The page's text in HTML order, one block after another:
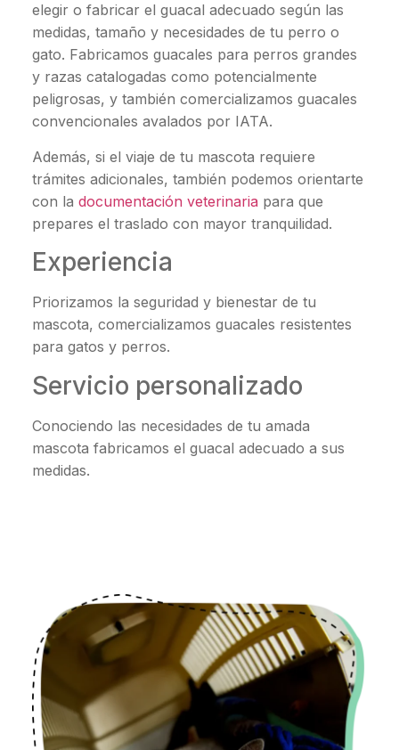
elegir o fabricar el guacal adecuado según las
medidas, tamaño y necesidades de tu perro o
gato. Fabricamos guacales para perros grandes
y razas catalogadas como potencialmente
peligrosas, y también comercializamos guacales
convencionales avalados por IATA.
Además, si el viaje de tu mascota requiere
trámites adicionales, también podemos orientarte
con la documentación veterinaria para que
prepares el traslado con mayor tranquilidad.
Experiencia
Priorizamos la seguridad y bienestar de tu
mascota, comercializamos guacales resistentes
para gatos y perros.
Servicio personalizado
Conociendo las necesidades de tu amada
mascota fabricamos el guacal adecuado a sus
medidas.